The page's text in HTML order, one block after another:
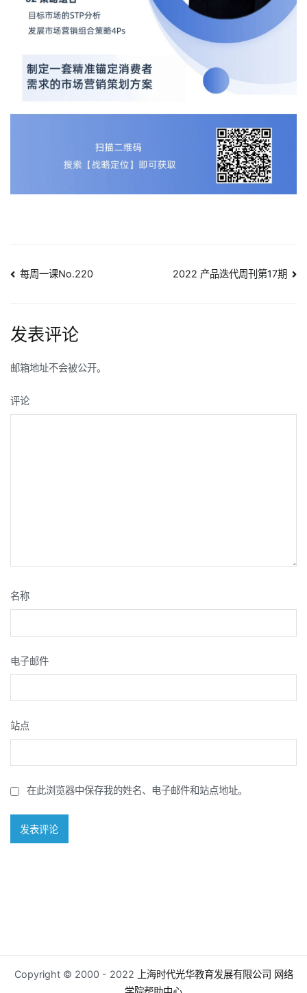
文
导
航
每周一课No.220 2022 产品迭代周刊第17期
发表评论
邮箱地址不会被公开。
评论
名称
电子邮件
站点
在此浏览器中保存我的姓名、电子邮件和站点地址。
Copyright © 2000 - 2022 上海时代光华教育发展有限公司 网络